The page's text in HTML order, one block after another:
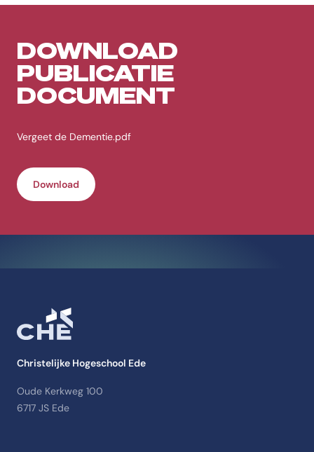
DOWNLOAD
PUBLICATIE
DOCUMENT
Vergeet de Dementie.pdf
Download
Christelijke Hogeschool Ede
Oude Kerkweg 100
6717 JS Ede